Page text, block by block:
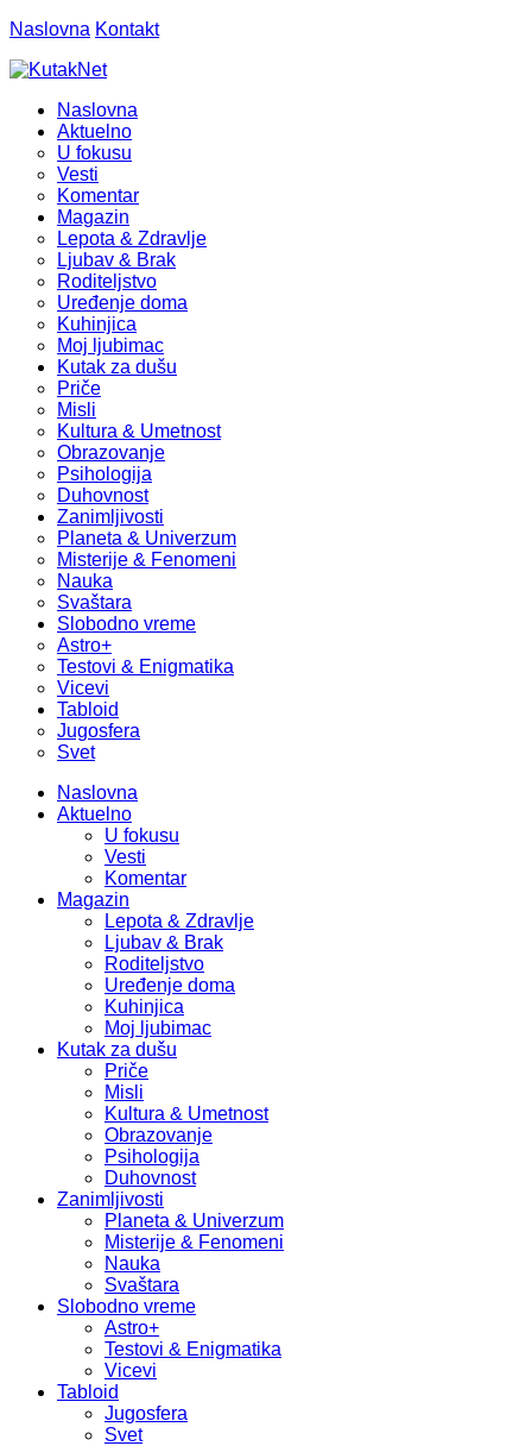
Naslovna Kontakt
Naslovna
Aktuelno
U fokusu
Vesti
Komentar
Magazin
Lepota & Zdravlje
Ljubav & Brak
Roditeljstvo
Uređenje doma
Kuhinjica
Moj ljubimac
Kutak za dušu
Priče
Misli
Kultura & Umetnost
Obrazovanje
Psihologija
Duhovnost
Zanimljivosti
Planeta & Univerzum
Misterije & Fenomeni
Nauka
Svaštara
Slobodno vreme
Astro+
Testovi & Enigmatika
Vicevi
Tabloid
Jugosfera
Svet
Naslovna
Aktuelno
U fokusu
Vesti
Komentar
Magazin
Lepota & Zdravlje
Ljubav & Brak
Roditeljstvo
Uređenje doma
Kuhinjica
Moj ljubimac
Kutak za dušu
Priče
Misli
Kultura & Umetnost
Obrazovanje
Psihologija
Duhovnost
Zanimljivosti
Planeta & Univerzum
Misterije & Fenomeni
Nauka
Svaštara
Slobodno vreme
Astro+
Testovi & Enigmatika
Vicevi
Tabloid
Jugosfera
Svet